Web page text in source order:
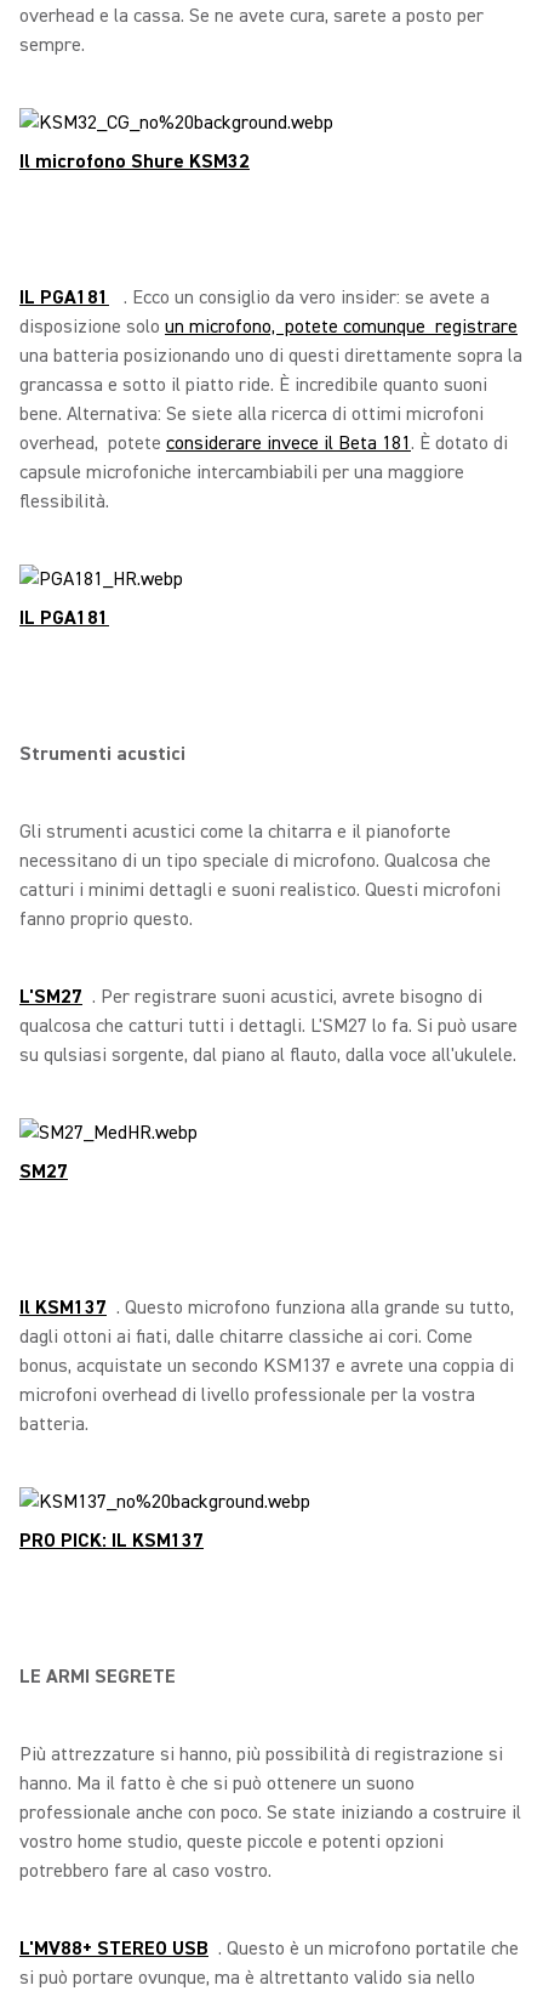
overhead e la cassa. Se ne avete cura, sarete a posto per
sempre.
Il microfono Shure KSM32
IL PGA181
. Ecco un consiglio da vero insider: se avete a
disposizione solo un microfono, potete comunque registrare
una batteria posizionando uno di questi direttamente sopra la
grancassa e sotto il piatto ride. È incredibile quanto suoni
bene. Alternativa: Se siete alla ricerca di ottimi microfoni
overhead, potete considerare invece il Beta 181. È dotato di
capsule microfoniche intercambiabili per una maggiore
flessibilità.
IL PGA181
Strumenti acustici
Gli strumenti acustici come la chitarra e il pianoforte
necessitano di un tipo speciale di microfono. Qualcosa che
catturi i minimi dettagli e suoni realistico. Questi microfoni
fanno proprio questo.
L'SM27 . Per registrare suoni acustici, avrete bisogno di
qualcosa che catturi tutti i dettagli. L'SM27 lo fa. Si può usare
su qulsiasi sorgente, dal piano al flauto, dalla voce all'ukulele.
SM27
Il KSM137 . Questo microfono funziona alla grande su tutto,
dagli ottoni ai fiati, dalle chitarre classiche ai cori. Come
bonus, acquistate un secondo KSM137 e avrete una coppia di
microfoni overhead di livello professionale per la vostra
batteria.
PRO PICK: IL KSM137
LE ARMI SEGRETE
Più attrezzature si hanno, più possibilità di registrazione si
hanno. Ma il fatto è che si può ottenere un suono
professionale anche con poco. Se state iniziando a costruire il
vostro home studio, queste piccole e potenti opzioni
potrebbero fare al caso vostro.
L'MV88+ STEREO USB . Questo è un microfono portatile che
si può portare ovunque, ma è altrettanto valido sia nello